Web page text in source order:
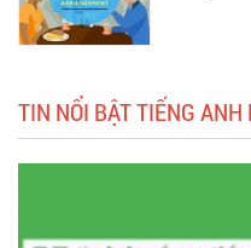
TIN NỔI BẬT TIẾNG ANH